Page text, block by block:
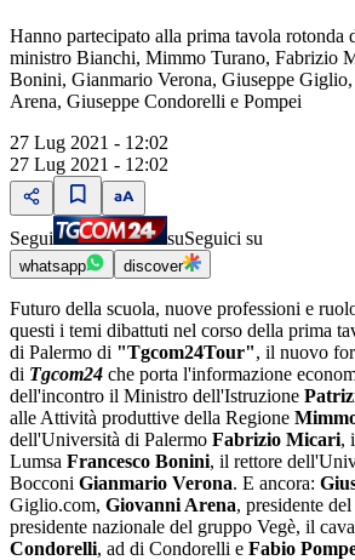
Hanno partecipato alla prima tavola rotonda
ministro Bianchi, Mimmo Turano, Fabrizio
Bonini, Gianmario Verona, Giuseppe
Arena, Giuseppe Condorelli e Pompei
27 Lug 2021 - 12:02
27 Lug 2021 - 12:02
Segui suSeguici su
whatsapp discover
Futuro della scuola, nuove professioni e
questi i temi dibattuti nel corso della prima
di Palermo di "Tgcom24Tour", il nuovo
di Tgcom24 che porta l'informazione
dell'incontro il Ministro dell'Istruzione
alle Attività produttive della Regione
dell'Università di Palermo Fabrizio Micari,
Lumsa Francesco Bonini, il rettore
Bocconi Gianmario Verona. E ancora:
Giglio.com, Giovanni Arena, presidente
presidente nazionale del gruppo Vegè, il
Condorelli, ad di Condorelli e Fabio